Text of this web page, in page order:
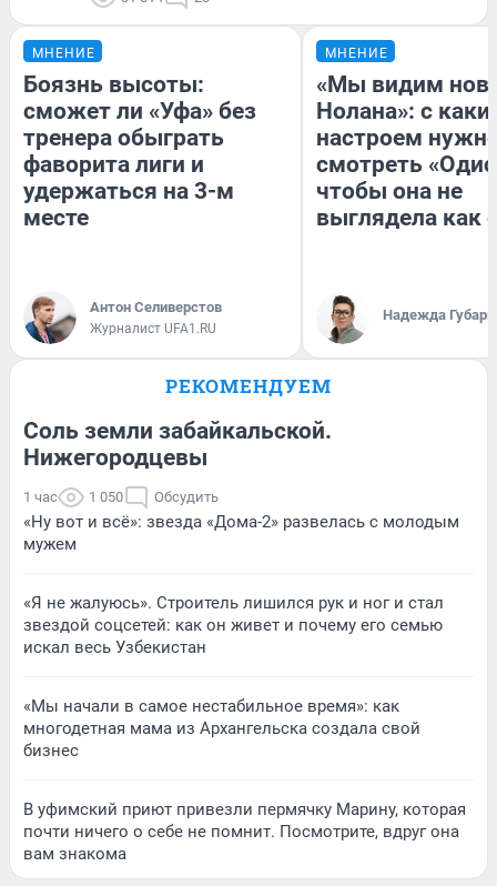
МНЕНИЕ
Боязнь высоты:
сможет ли «Уфа» без
тренера обыграть
фаворита лиги и
удержаться на 3-м
месте
Антон Селиверстов
Журналист UFA1.RU
МНЕНИЕ
«Мы видим
Нолана»: с
настроем
смотреть
чтобы она не
выглядела как
Надежда Губарь
РЕКОМЕНДУЕМ
Соль земли забайкальской.
Нижегородцевы
1 час 1 050 Обсудить
«Ну вот и всё»: звезда «Дома-2» развелась с молодым
мужем
«Я не жалуюсь». Строитель лишился рук и ног и стал
звездой соцсетей: как он живет и почему его семью
искал весь Узбекистан
«Мы начали в самое нестабильное время»: как
многодетная мама из Архангельска создала свой
бизнес
В уфимский приют привезли пермячку Марину, которая
почти ничего о себе не помнит. Посмотрите, вдруг она
вам знакома